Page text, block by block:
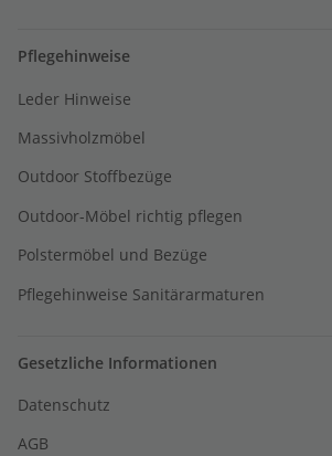
Pflegehinweise
Leder Hinweise
Massivholzmöbel
Outdoor Stoffbezüge
Outdoor-Möbel richtig pflegen
Polstermöbel und Bezüge
Pflegehinweise Sanitärarmaturen
Gesetzliche Informationen
Datenschutz
AGB